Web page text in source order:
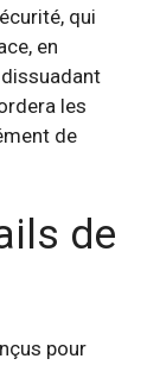
qui
en
les
de
de
pour